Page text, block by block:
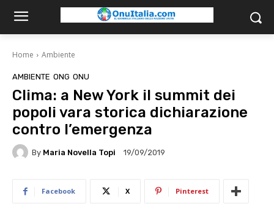
Home Ambiente
AMBIENTE ONG ONU
Clima: a New York il summit dei
popoli vara storica dichiarazione
contro l’emergenza
By Maria Novella Topi 19/09/2019
Facebook X Pinterest